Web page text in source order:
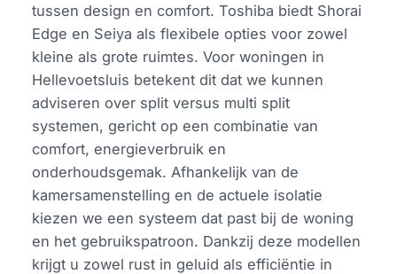
tussen design en comfort. Toshiba biedt Shorai
Edge en Seiya als flexibele opties voor zowel
kleine als grote ruimtes. Voor woningen in
Hellevoetsluis betekent dit dat we kunnen
adviseren over split versus multi split
systemen, gericht op een combinatie van
comfort, energieverbruik en
onderhoudsgemak. Afhankelijk van de
kamersamenstelling en de actuele isolatie
kiezen we een systeem dat past bij de woning
en het gebruikspatroon. Dankzij deze modellen
krijgt u zowel rust in geluid als efficiëntie in